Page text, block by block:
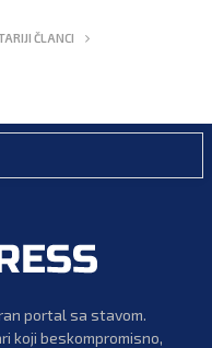
ČLANCI
portal sa stavom.
koji beskompromisno,